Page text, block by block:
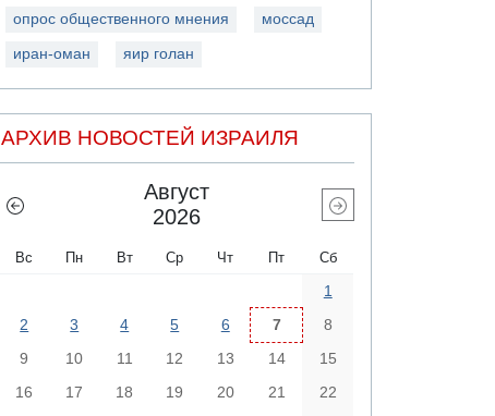
опрос общественного мнения моссад
иран-оман яир голан
АРХИВ НОВОСТЕЙ ИЗРАИЛЯ
Август
2026
Вс Пн Вт Ср Чт Пт Сб
1
2
3 4 5 6 7
8
9
10 11 12 13 14
15
16
17 18 19 20 21 22